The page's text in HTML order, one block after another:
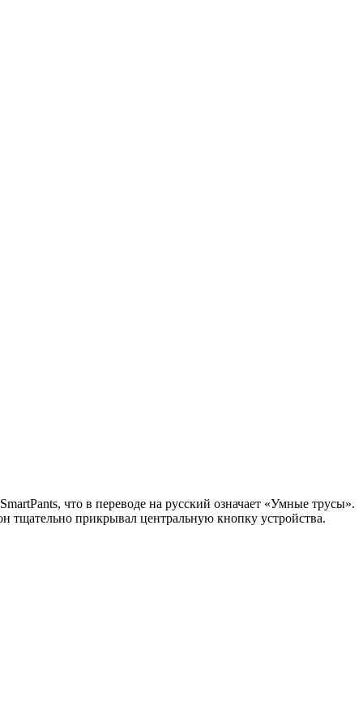
что в переводе на русский означает «Умные трусы».
тщательно прикрывал центральную кнопку устройства.